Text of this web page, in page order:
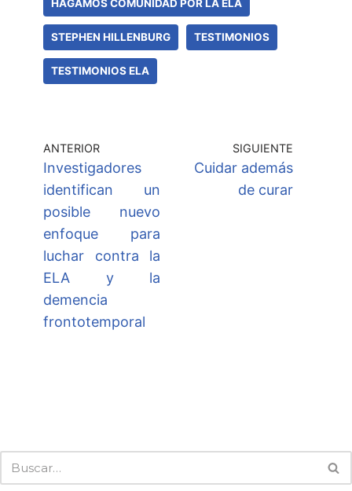
HAGAMOS COMUNIDAD POR LA ELA
STEPHEN HILLENBURG TESTIMONIOS
TESTIMONIOS ELA
ANTERIOR
Investigadores
identifican un
posible nuevo
enfoque para
luchar contra la
ELA y la
demencia
frontotemporal
SIGUIENTE
Cuidar además
de curar